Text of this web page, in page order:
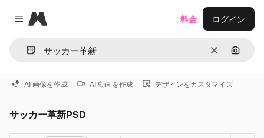
Close menu
Magnific
消去 画像で
料金 ログイン
AI 画像を作成 AI 動画を作成 デザインをカスタマイズ
サッカー革新PSD